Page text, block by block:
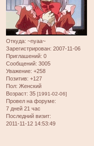
Откуда: ~nyaa~
Зарегистрирован: 2007-11-06
Приглашений: 0
Сообщений: 3005
Уважение: +258
Позитив: +127
Пол: Женский
Возраст: 35 [1991-02-06]
Провел на форуме:
7 дней 21 час
Последний визит:
2011-11-12 14:53:49